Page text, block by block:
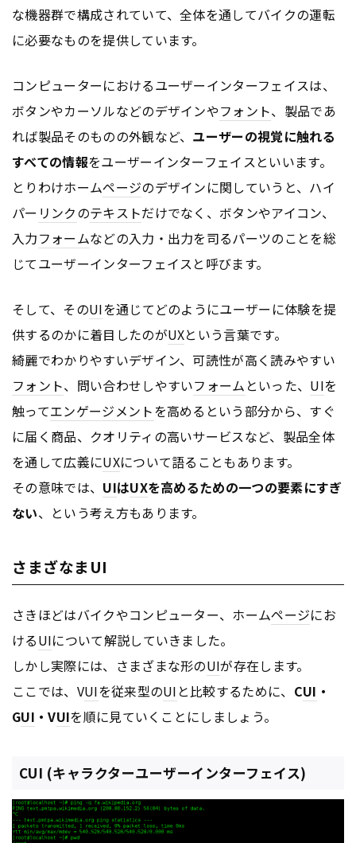
な機器群で構成されていて、全体を通してバイクの運転
に必要なものを提供しています。
コンピューターにおけるユーザーインターフェイスは、
ボタンやカーソルなどのデザインやフォント、製品であ
れば製品そのものの外観など、 ユーザーの視覚に触れる
すべての情報をユーザーインターフェイスといいます。
とりわけホームページのデザインに関していうと、ハイ
パー リンクのテキストだけでなく、ボタンやアイコン、
入力フォームなどの入力・出力を司るパーツのことを総
じてユーザーインターフェイスと呼びます。
そして、そのUIを通じてどのようにユーザーに体験を提
供するのかに着目したのがUXという言葉です。
綺麗でわかりやすいデザイン、可読性が高く読みやすい
フォント、問い合わせしやすいフォーム といった、 UIを
触ってエンゲージメントを高めるという部分から、すぐ
に届く商品、クオリティの高いサービスなど、製品全体
を通して広義にUXについて語ることもあります。
その意味では、 UIはUXを高めるための一つの要素にすぎ
ない、という考え方もあります。
さまざなまUI
さきほどはバイクやコンピューター、ホームページにお
けるUIについて解説していきました。
しかし実際には、さまざまな形のUIが存在します。
ここでは、VUIを従来型のUI と比較するために、 CUI ・
GUI ・VUIを順に見ていくことにしましょう。
CUI (キャラクターユーザーインターフェイス)